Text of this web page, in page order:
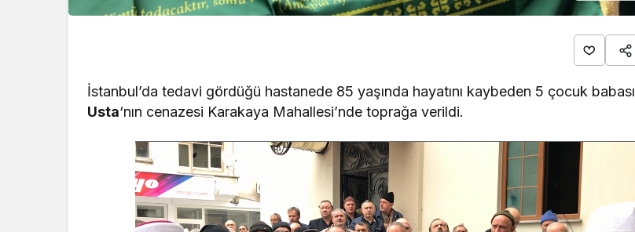
İstanbul’da tedavi gördüğü hastanede 85 yaşında hayatını kaybeden 5 çocuk babası
Usta‘nın cenazesi Karakaya Mahallesi’nde toprağa verildi.